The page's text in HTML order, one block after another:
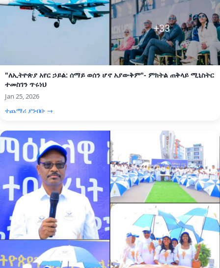
"ለኢትዮጵያ አየር ኃይል: ሰማይ ወሰን ሆኖ አያውቅም"- ምክትል ጠቅላይ ሚኒስትር
ተመስገን ጥሩነህ
Jan 25, 2026
ተጨማሪ ያንብቡ →